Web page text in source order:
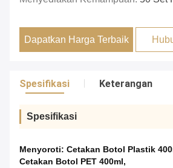
Dapatkan Harga Terbaik
Spesifikasi Keterangan
Spesifikasi
Menyoroti: Cetakan Botol Plastik
Cetakan Botol PET 400ml,